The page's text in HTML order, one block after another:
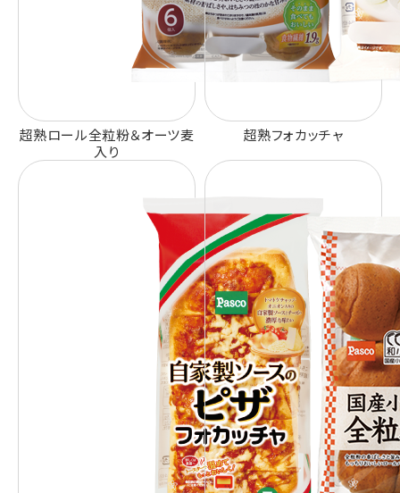
超熟ロール全粒粉＆オーツ麦
入り
超熟フォカッチャ